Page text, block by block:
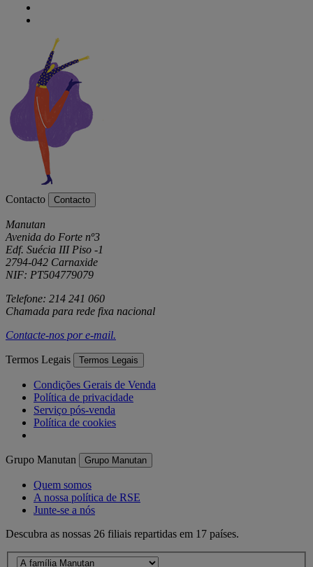
Contacto Contacto
Manutan
Avenida do Forte nº3
Edf. Suécia III Piso -1
2794-042 Carnaxide
NIF: PT504779079
Telefone: 214 241 060
Chamada para rede fixa nacional
Contacte-nos pore-mail.
Termos Legais Termos Legais
Condições Gerais de Venda
Política de privacidade
Serviço pós-venda
Política de cookies
Grupo Manutan Grupo Manutan
Quem somos
A nossa política de RSE
Junte-se a nós
Descubra as nossas 26 filiais repartidas em 17 países.